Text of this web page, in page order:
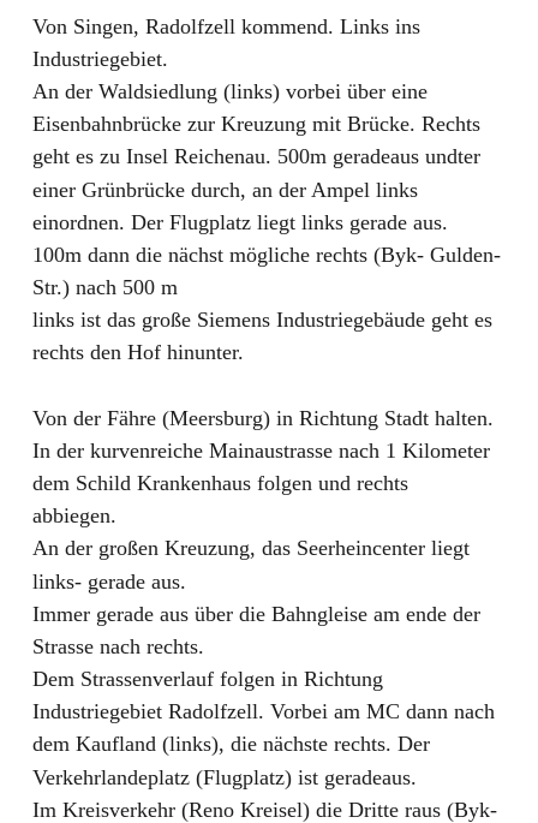
Von Singen, Radolfzell kommend. Links ins
Industriegebiet.
An der Waldsiedlung (links) vorbei über eine
Eisenbahnbrücke zur Kreuzung mit Brücke. Rechts
geht es zu Insel Reichenau. 500m geradeaus undter
einer Grünbrücke durch, an der Ampel links
einordnen. Der Flugplatz liegt links gerade aus.
100m dann die nächst mögliche rechts (Byk- Gulden-
Str.) nach 500 m
links ist das große Siemens Industriegebäude geht es
rechts den Hof hinunter.
Von der Fähre (Meersburg) in Richtung Stadt halten.
In der kurvenreiche Mainaustrasse nach 1 Kilometer
dem Schild Krankenhaus folgen und rechts
abbiegen.
An der großen Kreuzung, das Seerheincenter liegt
links- gerade aus.
Immer gerade aus über die Bahngleise am ende der
Strasse nach rechts.
Dem Strassenverlauf folgen in Richtung
Industriegebiet Radolfzell. Vorbei am MC dann nach
dem Kaufland (links), die nächste rechts. Der
Verkehrlandeplatz (Flugplatz) ist geradeaus.
Im Kreisverkehr (Reno Kreisel) die Dritte raus (Byk-